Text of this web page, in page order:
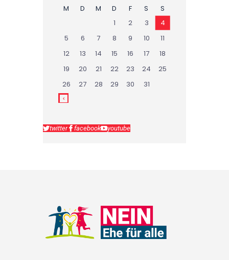
M D M D F S
S
1
2 3
4
5
6 7 8 9 10
11
12
13 14 15 16 17
18
19
20 21 22 23 24
25
26
27 28 29 30 31
twitter facebook youtube